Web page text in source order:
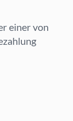
einer von